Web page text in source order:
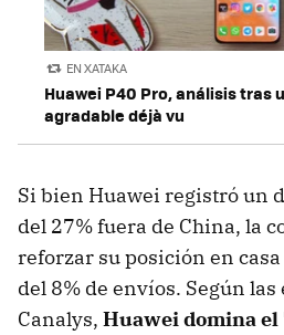
EN XATAKA
Huawei P40 Pro, análisis tras
agradable déjà vu
Si bien Huawei registró un
del 27% fuera de China, la
reforzar su posición en
del 8% de envíos. Según
Canalys, Huawei domina el